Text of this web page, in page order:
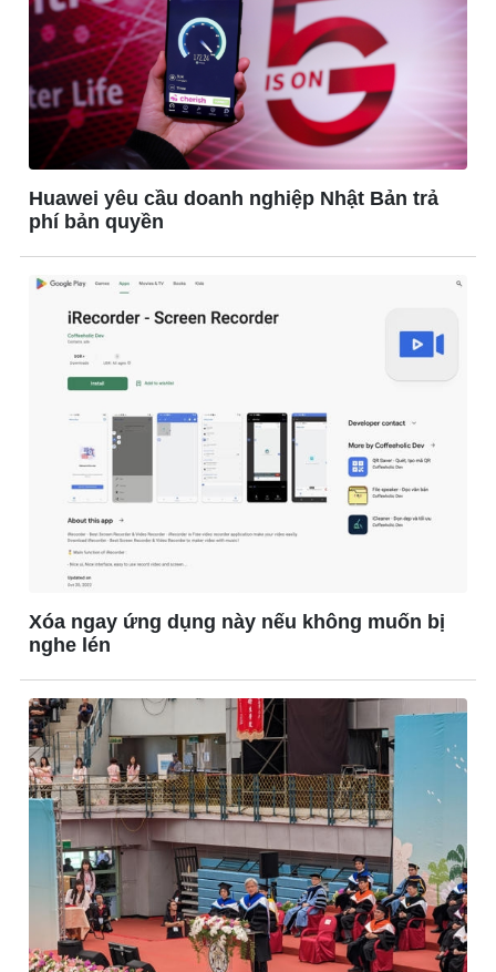
Kinh tế
Bất động sản
Khởi nghiệp
Thị trường
Giá cà phê
Pháp luật
Vụ án
Tin nóng
Tư vấn luật
Thể thao
Pickleball
Bóng đá quốc tế
Bóng đá Việt Nam
Thế giới thể thao
Lịch thi đấu bóng đá
Huawei yêu cầu doanh nghiệp Nhật Bản trả
phí bản quyền
Xóa ngay ứng dụng này nếu không muốn bị
nghe lén